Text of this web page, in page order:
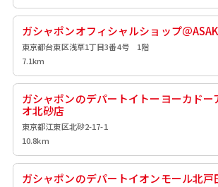
ガシャポンオフィシャルショップ＠
東京都台東区浅草1丁目3番4号 1階
7.1km
ガシャポンのデパートイトーヨーカドー
オ北砂店
東京都江東区北砂2-17-1
10.8km
ガシャポンのデパートイオンモール北戸